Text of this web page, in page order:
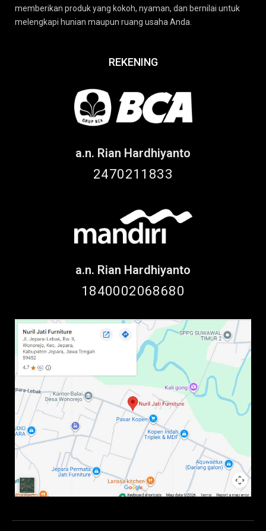
memberikan produk yang kokoh, nyaman, dan bernilai untuk
melengkapi hunian maupun ruang usaha Anda.
REKENING
a.n. Rian Hardhiyanto
2470211833
a.n. Rian Hardhiyanto
1840002068680